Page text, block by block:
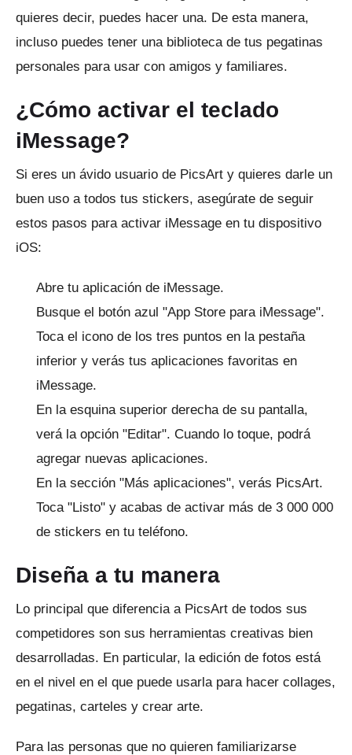
quieres decir, puedes hacer una. De esta manera,
incluso puedes tener una biblioteca de tus pegatinas
personales para usar con amigos y familiares.
¿Cómo activar el teclado
iMessage?
Si eres un ávido usuario de PicsArt y quieres darle un
buen uso a todos tus stickers, asegúrate de seguir
estos pasos para activar iMessage en tu dispositivo
iOS:
Abre tu aplicación de iMessage.
Busque el botón azul "App Store para iMessage".
Toca el icono de los tres puntos en la pestaña
inferior y verás tus aplicaciones favoritas en
iMessage.
En la esquina superior derecha de su pantalla,
verá la opción "Editar". Cuando lo toque, podrá
agregar nuevas aplicaciones.
En la sección "Más aplicaciones", verás PicsArt.
Toca "Listo" y acabas de activar más de 3 000 000
de stickers en tu teléfono.
Diseña a tu manera
Lo principal que diferencia a PicsArt de todos sus
competidores son sus herramientas creativas bien
desarrolladas. En particular, la edición de fotos está
en el nivel en el que puede usarla para hacer collages,
pegatinas, carteles y crear arte.
Para las personas que no quieren familiarizarse